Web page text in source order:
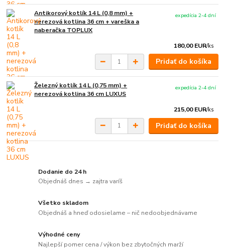
Antikorový kotlík 14 L (0,8 mm) +
nerezová kotlina 36 cm + vareška a
naberačka TOPLUX
180,00 EUR/ks
expedícia 2-4 dní
Pridať do košíka
Železný kotlík 14 L (0,75 mm) +
nerezová kotlina 36 cm LUXUS
215,00 EUR/ks
expedícia 2-4 dní
Pridať do košíka
Dodanie do 24 h
Objednáš dnes → zajtra varíš
Všetko skladom
Objednáš a hneď odosielame – nič nedoobjednávame
Výhodné ceny
Najlepší pomer cena / výkon bez zbytočných marží